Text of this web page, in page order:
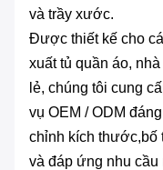
và trầy xước.
Được thiết kế cho
xuất tủ quần áo,
lẻ, chúng tôi cung
vụ OEM / ODM
chỉnh kích thước,bố
và đáp ứng nhu cầu